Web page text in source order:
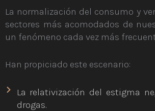
La normalización del consumo y
sectores más acomodados de
un fenómeno cada vez más
Han propiciado este escenario:
La relativización del estigma
drogas.